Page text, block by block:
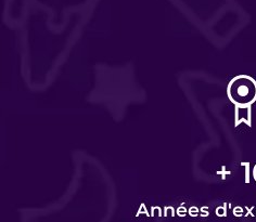
+
Années